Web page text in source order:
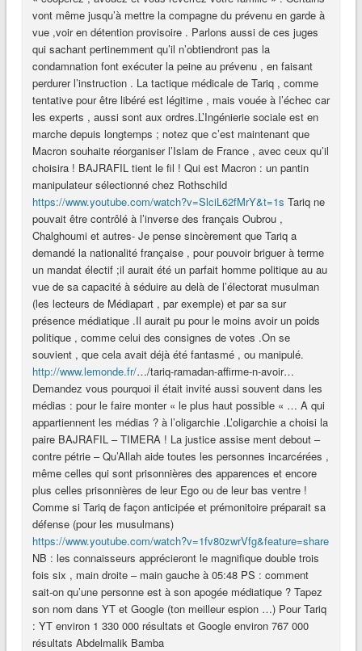
vont même jusqu’à mettre la compagne du prévenu en garde à
vue ,voir en détention provisoire . Parlons aussi de ces juges
qui sachant pertinemment qu’il n’obtiendront pas la
condamnation font exécuter la peine au prévenu , en faisant
perdurer l’instruction . La tactique médicale de Tariq , comme
tentative pour être libéré est légitime , mais vouée à l’échec car
les experts , aussi sont aux ordres.L’Ingénierie sociale est en
marche depuis longtemps ; notez que c’est maintenant que
Macron souhaite réorganiser l’Islam de France , avec ceux qu’il
choisira ! BAJRAFIL tient le fil ! Qui est Macron : un pantin
manipulateur sélectionné chez Rothschild
https://www.youtube.com/watch?v=SlciL62fMrY&t=1s Tariq ne
pouvait être contrôlé à l’inverse des français Oubrou ,
Chalghoumi et autres- Je pense sincèrement que Tariq a
demandé la nationalité française , pour pouvoir briguer à terme
un mandat électif ;il aurait été un parfait homme politique au au
vue de sa capacité à séduire au delà de l’électorat musulman
(les lecteurs de Médiapart , par exemple) et par sa sur
présence médiatique .Il aurait pu pour le moins avoir un poids
politique , comme celui des consignes de votes .On se
souvient , que cela avait déjà été fantasmé , ou manipulé.
http://www.lemonde.fr/…/tariq-ramadan-affirme-n-avoir…
Demandez vous pourquoi il était invité aussi souvent dans les
médias : pour le faire monter « le plus haut possible « … A qui
appartiennent les médias ? à l’oligarchie .L’oligarchie a choisi la
paire BAJRAFIL – TIMERA ! La justice assise ment debout –
contre pétrie – Qu’Allah aide toutes les personnes incarcérées ,
même celles qui sont prisonnières des apparences et encore
plus celles prisonnières de leur Ego ou de leur bas ventre !
Comme si Tariq de façon anticipée et prémonitoire préparait sa
défense (pour les musulmans)
https://www.youtube.com/watch?v=1fv80zwrVfg&feature=share
NB : les connaisseurs apprécieront le magnifique double trois
fois six , main droite – main gauche à 05:48 PS : comment
sait-on qu’une personne est à son apogée médiatique ? Tapez
son nom dans YT et Google (ton meilleur espion …) Pour Tariq
: YT environ 1 330 000 résultats et Google environ 767 000
résultats Abdelmalik Bamba